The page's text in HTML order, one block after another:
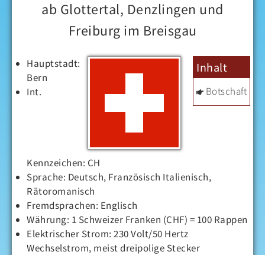
ab Glottertal, Denzlingen und
Freiburg im Breisgau
Inhalt
Botschaft
Hauptstadt:
Bern
Int.
Kennzeichen: CH
Sprache: Deutsch, Französisch Italienisch,
Rätoromanisch
Fremdsprachen: Englisch
Währung: 1 Schweizer Franken (CHF) = 100 Rappen
Elektrischer Strom: 230 Volt/50 Hertz
Wechselstrom, meist dreipolige Stecker